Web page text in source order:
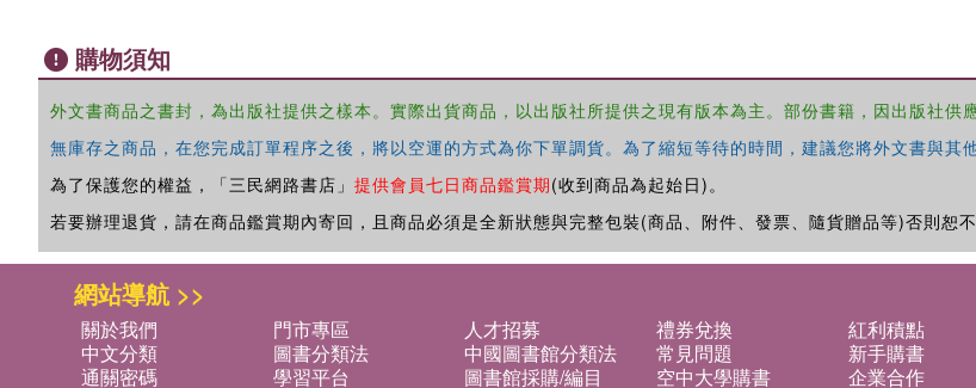
購物須知
外文書商品之書封，為出版社提供之樣本。實際出貨商品，以出版社所提供之現有版本為主。部份書籍，因出版社供
無庫存之商品，在您完成訂單程序之後，將以空運的方式為你下單調貨。為了縮短等待的時間，建議您將外文書與其
為了保護您的權益，「三民網路書店」 提供會員七日商品鑑賞期(收到商品為起始日)。
若要辦理退貨，請在商品鑑賞期內寄回，且商品必須是全新狀態與完整包裝(商品、附件、發票、隨貨贈品等)否則恕不
網站導航 >>
關於我們 門市專區 人才招募 禮券兌換
紅利積點
中文分類
圖書分類法 中國圖書館分類法 常見問題
新手購書
通關密碼
學習平台 圖書館採購/編目 空中大學購書
企業合作